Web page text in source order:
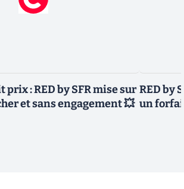
prix : RED by SFR mise sur
et sans engagement 💥
RED by
un